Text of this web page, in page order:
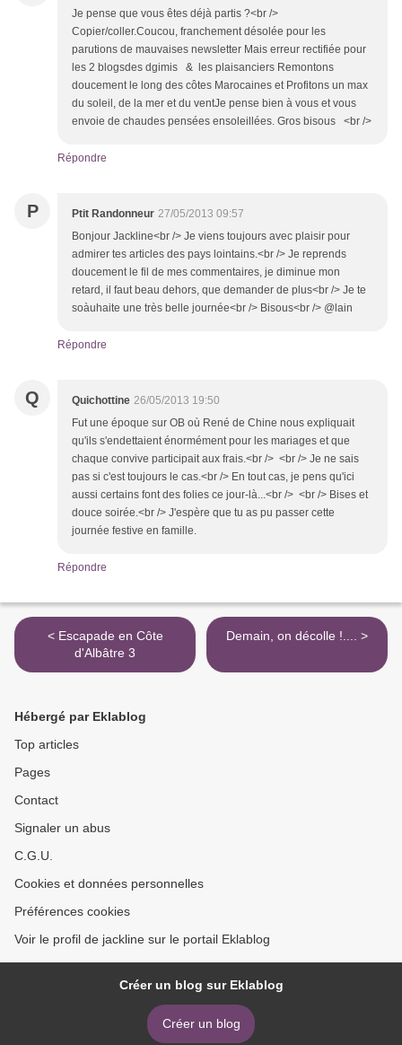
Je pense que vous êtes déjà partis ?<br />
Copier/coller.Coucou, franchement désolée pour les
parutions de mauvaises newsletter Mais erreur rectifiée pour
les 2 blogsdes dgimis & les plaisanciers Remontons
doucement le long des côtes Marocaines et Profitons un max
du soleil, de la mer et du ventJe pense bien à vous et vous
envoie de chaudes pensées ensoleillées. Gros bisous <br />
Répondre
P Ptit Randonneur 27/05/2013 09:57
Bonjour Jackline<br /> Je viens toujours avec plaisir pour
admirer tes articles des pays lointains.<br /> Je reprends
doucement le fil de mes commentaires, je diminue mon
retard, il faut beau dehors, que demander de plus<br /> Je te
soàuhaite une très belle journée<br /> Bisous<br /> @lain
Répondre
Q Quichottine 26/05/2013 19:50
Fut une époque sur OB où René de Chine nous expliquait
qu'ils s'endettaient énormément pour les mariages et que
chaque convive participait aux frais.<br /> <br /> Je ne sais
pas si c'est toujours le cas.<br /> En tout cas, je pens qu'ici
aussi certains font des folies ce jour-là...<br /> <br /> Bises et
douce soirée.<br /> J'espère que tu as pu passer cette
journée festive en famille.
Répondre
< Escapade en Côte
d'Albâtre 3
Demain, on décolle !.... >
Hébergé par Eklablog
Top articles
Pages
Contact
Signaler un abus
C.G.U.
Cookies et données personnelles
Préférences cookies
Voir le profil de jackline sur le portail Eklablog
Créer un blog sur Eklablog
Créer un blog